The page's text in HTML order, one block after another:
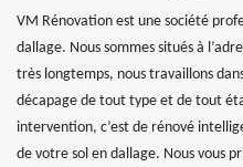
VM Rénovation est une société
dallage. Nous sommes situés à
très longtemps, nous travaillons
décapage de tout type et de tout
intervention, c’est de rénové
de votre sol en dallage. Nous vous